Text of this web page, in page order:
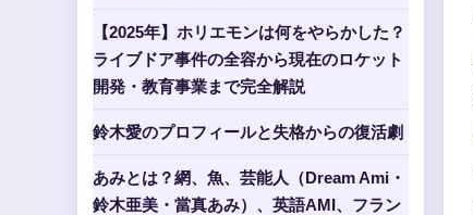
【2025年】ホリエモンは何をやらかした？
ライブドア事件の全容から現在のロケット
開発・教育事業まで完全解説
鈴木愛のプロフィールと失格からの復活劇
あみとは？網、魚、芸能人（Dream Ami・
鈴木亜美・當真あみ）、英語AMI、フラン